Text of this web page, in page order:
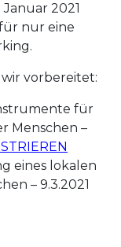
2021
nur eine
vorbereitet:
für
Menschen –
eines lokalen
– 9.3.2021